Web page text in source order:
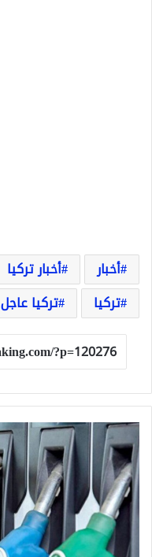
أخبار أخبار تركيا
تركيا
تركيا عاجل
سعر
البنزين
والديزل
في
تركيا
اليوم
الخميس
13.04.2023